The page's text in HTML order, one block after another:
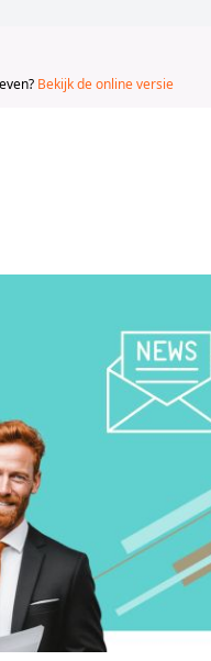
Bekijk de online versie